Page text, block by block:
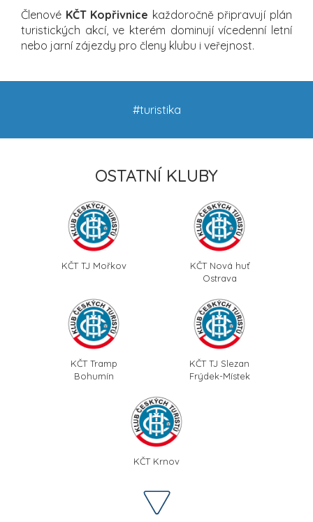
Členové KČT Kopřivnice každoročně připravují plán
turistických akcí, ve kterém dominují vícedenní letní
nebo jarní zájezdy pro členy klubu i veřejnost.
#turistika
OSTATNÍ KLUBY
KČT TJ Mořkov
KČT Nová huť
Ostrava
KČT Tramp
Bohumín
KČT TJ Slezan
Frýdek-Místek
KČT Krnov